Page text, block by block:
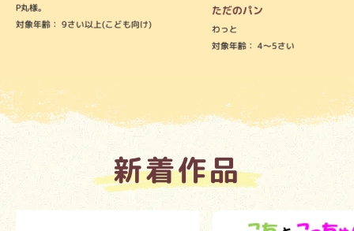
P丸様。
対象年齢： 9さい以上(こども向け)
ただのパン
わっと
対象年齢：4～5さい
新着作品